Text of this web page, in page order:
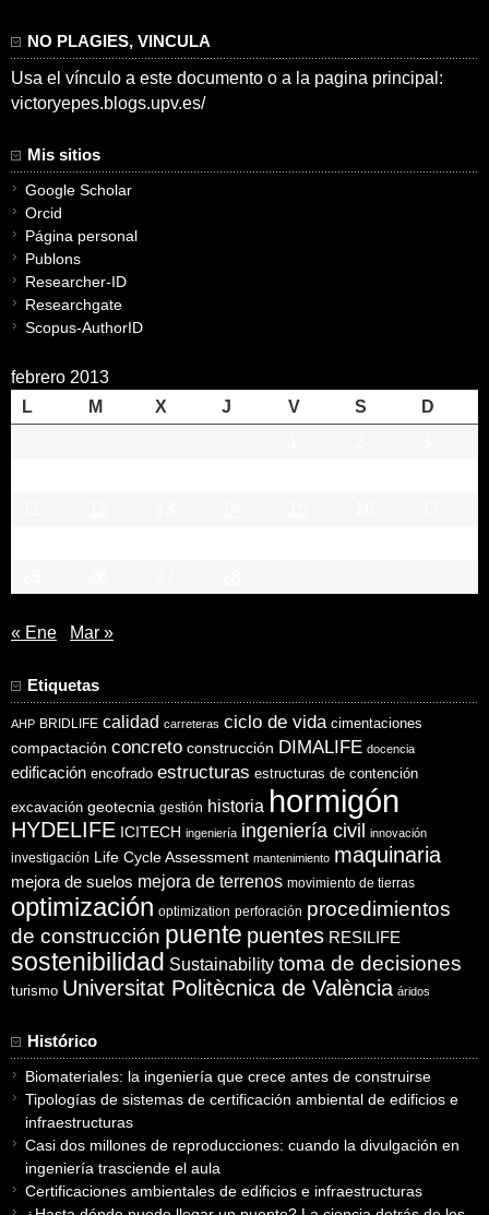
NO PLAGIES, VINCULA
Usa el vínculo a este documento o a la pagina principal:
victoryepes.blogs.upv.es/
Mis sitios
Google Scholar
Orcid
Página personal
Publons
Researcher-ID
Researchgate
Scopus-AuthorID
febrero 2013
L
M X J V S
D
« Ene Mar »
Etiquetas
AHP BRIDLIFE calidad carreteras ciclo de vida cimentaciones
compactación concreto construcción DIMALIFE docencia
edificación encofrado estructuras estructuras de contención
excavación geotecnia gestión historia hormigón
HYDELIFE ICITECH ingeniería ingeniería civil innovación
investigación Life Cycle Assessment mantenimiento maquinaria
mejora de suelos mejora de terrenos movimiento de tierras
optimización optimization perforación procedimientos
de construcción puente puentes RESILIFE
sostenibilidad Sustainability toma de decisiones
turismo Universitat Politècnica de València áridos
Histórico
Biomateriales: la ingeniería que crece antes de construirse
Tipologías de sistemas de certificación ambiental de edificios e
infraestructuras
Casi dos millones de reproducciones: cuando la divulgación en
ingeniería trasciende el aula
Certificaciones ambientales de edificios e infraestructuras